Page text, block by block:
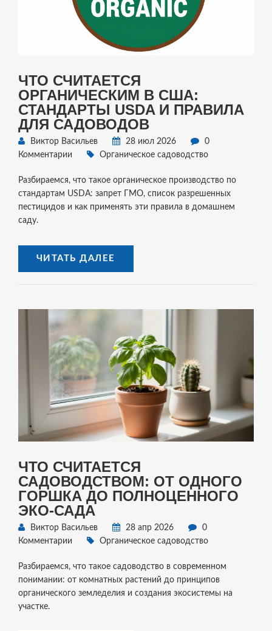
ЧТО СЧИТАЕТСЯ
ОРГАНИЧЕСКИМ В США:
СТАНДАРТЫ USDA И ПРАВИЛА
ДЛЯ САДОВОДОВ
Виктор Васильев 28 июл 2026
0
Комментарии
Органическое садоводство
Разбираемся, что такое органическое производство по
стандартам USDA: запрет ГМО, список разрешенных
пестицидов и как применять эти правила в домашнем
саду.
ЧИТАТЬ ДАЛЕЕ
ЧТО СЧИТАЕТСЯ
САДОВОДСТВОМ: ОТ ОДНОГО
ГОРШКА ДО ПОЛНОЦЕННОГО
ЭКО-САДА
Виктор Васильев 28 апр 2026
0
Комментарии
Органическое садоводство
Разбираемся, что такое садоводство в современном
понимании: от комнатных растений до принципов
органического земледелия и создания экосистемы на
участке.